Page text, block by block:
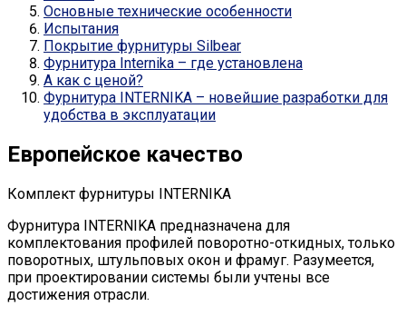
Основные технические особенности
Испытания
Покрытие фурнитуры Silbear
Фурнитура Internika – где установлена
А как с ценой?
Фурнитура INTERNIKA – новейшие разработки для
удобства в эксплуатации
Европейское качество
Комплект фурнитуры INTERNIKA
Фурнитура INTERNIKA предназначена для
комплектования профилей поворотно-откидных, только
поворотных, штульповых окон и фрамуг. Разумеется,
при проектировании системы были учтены все
достижения отрасли.